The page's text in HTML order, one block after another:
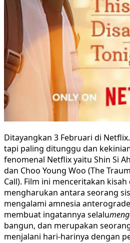
Ditayangkan 3 Februari di
tapi paling ditunggu dan
fenomenal Netflix yaitu Shin Si
dan Choo Young Woo (The
Call). Film ini menceritakan
mengharukan antara seorang
mengalami amnesia
membuat ingatannya selalu
bangun, dan merupakan
menjalani hari-harinya dengan